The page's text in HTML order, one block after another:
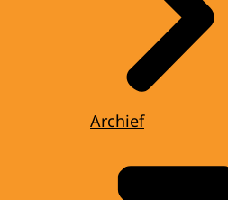
Archief